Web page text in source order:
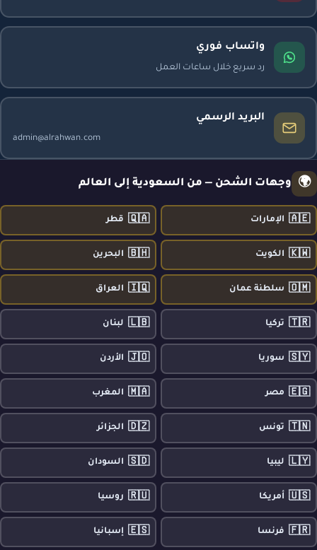
واتساب فوري
رد سريع خلال ساعات العمل
البريد الرسمي
admin@alrahwan.com
🌍 وجهات الشحن — من السعودية إلى العالم
🇦🇪 الإمارات 🇶🇦 قطر
🇰🇼 الكويت 🇧🇭 البحرين
🇴🇲 سلطنة عمان 🇮🇶 العراق
🇹🇷 تركيا 🇱🇧 لبنان
🇸🇾 سوريا 🇯🇴 الأردن
🇪🇬 مصر 🇲🇦 المغرب
🇹🇳 تونس 🇩🇿 الجزائر
🇱🇾 ليبيا 🇸🇩 السودان
🇺🇸 أمريكا 🇷🇺 روسيا
🇫🇷 فرنسا 🇪🇸 إسبانيا